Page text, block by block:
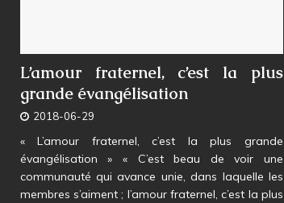
L’amour fraternel, c’est la plus
grande évangélisation
2018-06-29
« L’amour fraternel, c’est la plus grande
évangélisation » « C’est beau de voir une
communauté qui avance unie, dans laquelle les
membres s’aiment ; l’amour fraternel, c’est la plus